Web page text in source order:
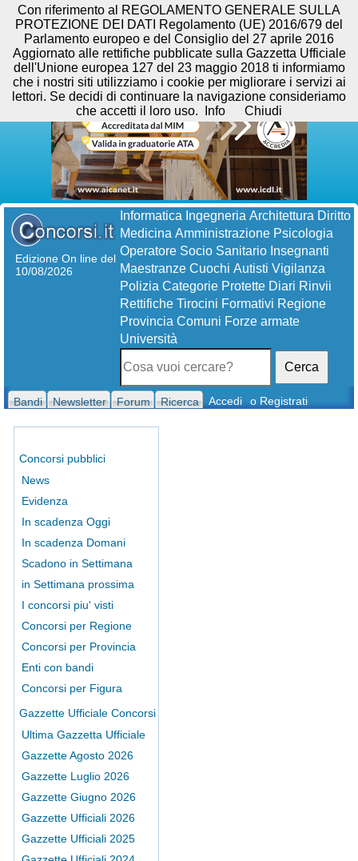
Edizione On line del
10/08/2026
Informatica Ingegneria Architettura Diritto
Medicina Amministrazione Psicologia
Operatore Socio Sanitario Insegnanti
Maestranze Cuochi Autisti Vigilanza
Polizia Categorie Protette Diari Rinvii
Rettifiche Tirocini Formativi Regione
Provincia Comuni Forze armate
Università
Cerca
Bandi Newsletter Forum Ricerca Accedi o Registrati
Concorsi pubblici
News
Evidenza
In scadenza Oggi
In scadenza Domani
Scadono in Settimana
in Settimana prossima
I concorsi piu' visti
Concorsi per Regione
Concorsi per Provincia
Enti con bandi
Concorsi per Figura
Gazzette Ufficiale Concorsi
Ultima Gazzetta Ufficiale
Gazzette Agosto 2026
Gazzette Luglio 2026
Gazzette Giugno 2026
Gazzette Ufficiali 2026
Gazzette Ufficiali 2025
Con riferimento al REGOLAMENTO GENERALE SULLA
PROTEZIONE DEI DATI Regolamento (UE) 2016/679 del
Parlamento europeo e del Consiglio del 27 aprile 2016
Aggiornato alle rettifiche pubblicate sulla Gazzetta Ufficiale
dell'Unione europea 127 del 23 maggio 2018 ti informiamo
che i nostri siti utilizziamo i cookie per migliorare i servizi ai
lettori. Se decidi di continuare la navigazione consideriamo
che accetti il loro uso.
Info Chiudi